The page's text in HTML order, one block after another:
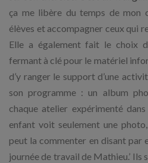
ça me libère du temps de mon
élèves et accompagner ceux qui
Elle a également fait le choix
fermant à clé pour le matériel
d’y ranger le support d’une
son programme : un album
chaque atelier expérimenté
enfant voit seulement une
peut la commenter en disant par
journée de travail de Mathieu.’ Ils